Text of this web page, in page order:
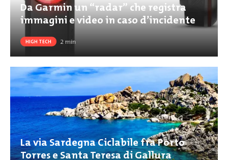
Da Garmin un “radar” che registra
immagini e video in caso d’incidente
HIGH TECH 2min
La via Sardegna Ciclabile fra Porto
Torres e Santa Teresa di Gallura